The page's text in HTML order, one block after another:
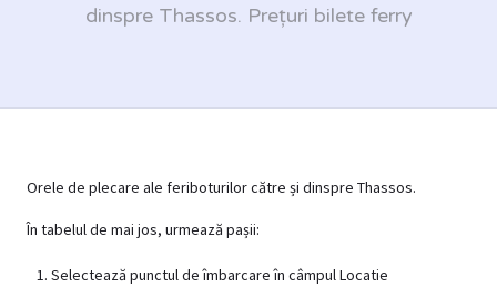
dinspre Thassos. Prețuri bilete ferry
Orele de plecare ale feriboturilor către și dinspre Thassos.
În tabelul de mai jos, urmează pașii:
Selectează punctul de îmbarcare în câmpul Locatie